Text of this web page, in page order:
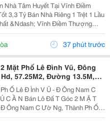
Nhà Tâm Huyết Tại Vĩnh Điềm
1 Trệt 1 Lầu
&Ndash; Vĩnh Điềm Thượng
Cách Đường 23/10 Chỉ 50M Hẻm Thông Thoáng, Kết...
37 phút trước
Mặt Phố Lê Đình Vũ, Đông
57.25M2, Đường 13.5M,
Ố Lê Đ Ình V Ũ - Đ Ông Nam C
Ông Nam C Ườ Ng, Thành Ph Ố H